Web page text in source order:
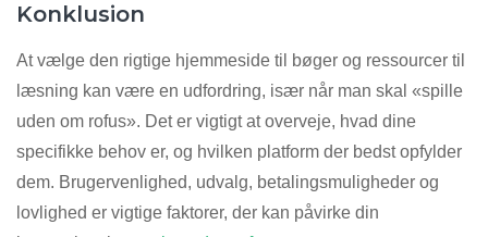
Konklusion
At vælge den rigtige hjemmeside til bøger og ressourcer til
læsning kan være en udfordring, især når man skal «spille
uden om rofus». Det er vigtigt at overveje, hvad dine
specifikke behov er, og hvilken platform der bedst opfylder
dem. Brugervenlighed, udvalg, betalingsmuligheder og
lovlighed er vigtige faktorer, der kan påvirke din